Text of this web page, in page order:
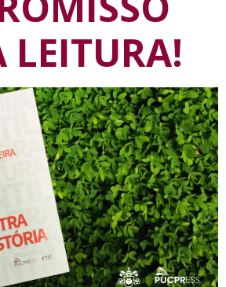
LEITURA!